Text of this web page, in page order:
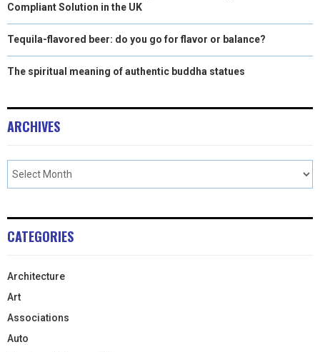
Compliant Solution in the UK
Tequila-flavored beer: do you go for flavor or balance?
The spiritual meaning of authentic buddha statues
ARCHIVES
CATEGORIES
Architecture
Art
Associations
Auto